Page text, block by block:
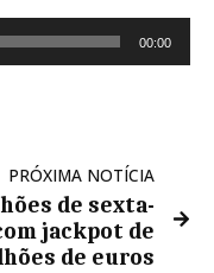
00:00
PRÓXIMA NOTÍCIA
de sexta-
jackpot de
de euros